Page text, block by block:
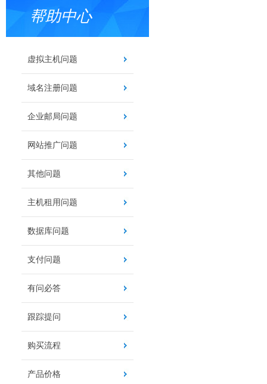
帮助中心
虚拟主机问题
域名注册问题
企业邮局问题
网站推广问题
其他问题
主机租用问题
数据库问题
支付问题
有问必答
跟踪提问
购买流程
产品价格